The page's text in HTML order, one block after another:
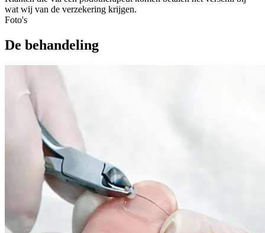
wat wij van de verzekering krijgen.
Foto's
De behandeling